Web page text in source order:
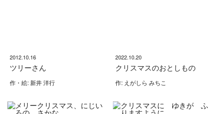
2012.10.16
ツリーさん
作・絵: 新井 洋行
2022.10.20
クリスマスのおとしもの
作: えがしら みちこ